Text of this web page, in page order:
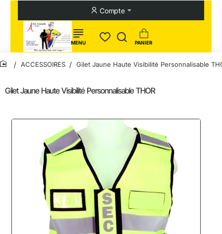
Compte
Gilet Jaune Haute Visibilité Personnalisable THOR
home
ACCESSOIRES Gilet Jaune Haute Visibilité Personnalisable